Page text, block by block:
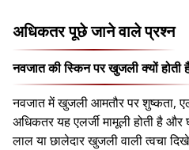
अधिकतर पूछे जाने वाले प्रश्न
नवजात की स्किन पर खुजली क्यों होती
नवजात में खुजली आमतौर पर शुष्कता,
अधिकतर यह एलर्जी मामूली होती है और
लाल या छालेदार खुजली वाली त्वचा